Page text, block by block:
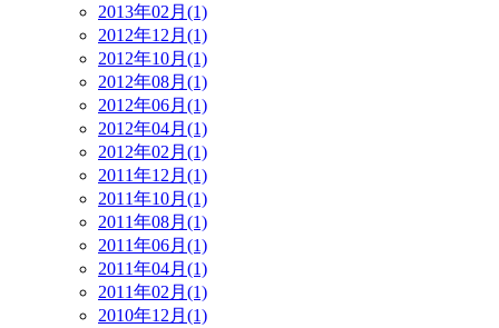
2013年02月(1)
2012年12月(1)
2012年10月(1)
2012年08月(1)
2012年06月(1)
2012年04月(1)
2012年02月(1)
2011年12月(1)
2011年10月(1)
2011年08月(1)
2011年06月(1)
2011年04月(1)
2011年02月(1)
2010年12月(1)